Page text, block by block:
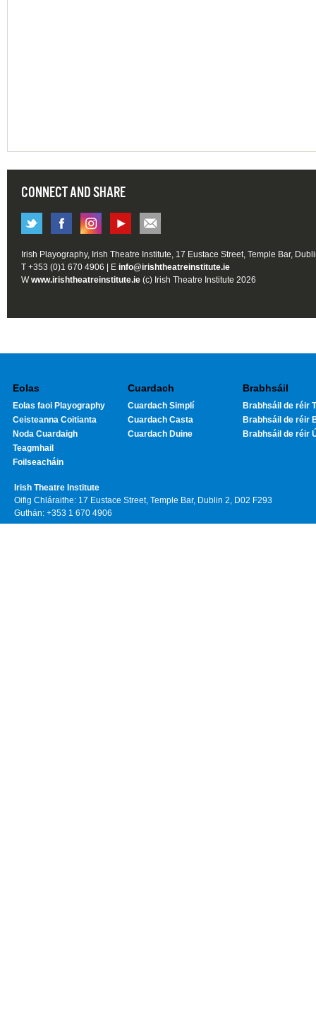
CONNECT AND SHARE
Irish Playography, Irish Theatre Institute, 17 Eustace Street, Temple Bar,
T +353 (0)1 670 4906 | E info@irishtheatreinstitute.ie
Wwww.irishtheatreinstitute.ie (c) Irish Theatre Institute 2026
Eolas
Eolas faoi Playography
Ceisteanna Coitianta
Noda Cuardaigh
Teagmhail
Foilseacháin
Cuardach
Cuardach Simplí
Cuardach Casta
Cuardach Duine
Brabhsáil
Brabhsáil de réir
Brabhsáil de réir
Brabhsáil de réir
Irish Theatre Institute
Oifig Chláraithe: 17 Eustace Street, Temple Bar, Dublin 2, D02 F293
Guthán: +353 1 670 4906